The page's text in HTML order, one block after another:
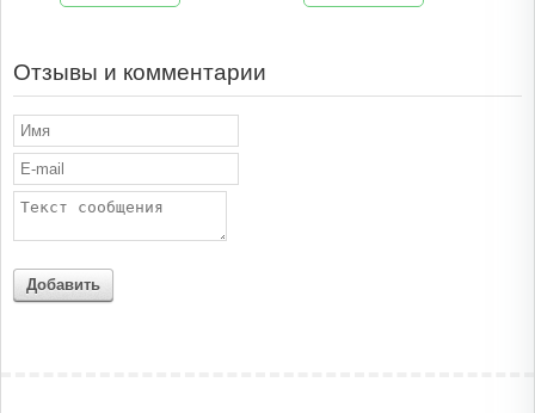
Отзывы и комментарии
Добавить